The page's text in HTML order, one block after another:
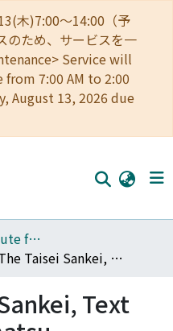
木)7:00～14:00（予
のため、サービスを一
Service will
7:00 AM to 2:00
August 13, 2026 due
400_Research Institute for Mathematical Sciences
1858 The Taisei Sankei, Text Collated by Komatsu Hikosaburo Part 1
Text